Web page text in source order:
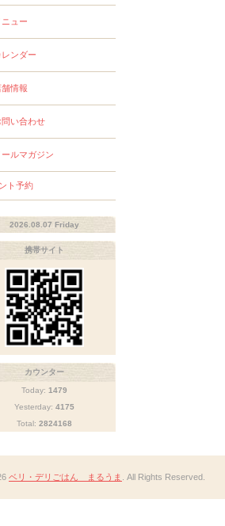
ニュー
レンダー
舗情報
問い合わせ
ールマガジン
ト予約
2026.08.07 Friday
携帯サイト
カウンター
Today: 1479
Yesterday: 4175
Total: 2824168
ベリ・デリごはん まるうま . All Rights Reserved.